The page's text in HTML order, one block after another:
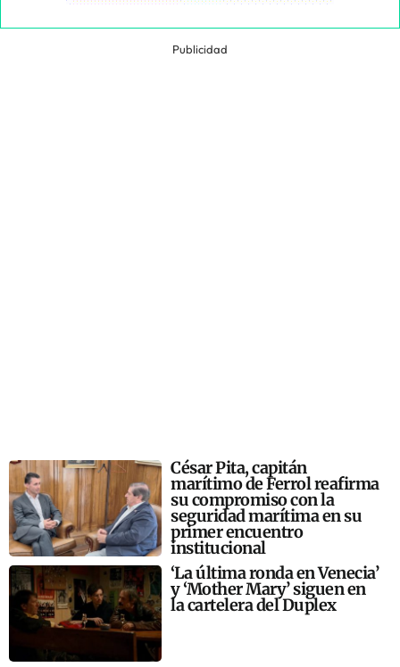
Publicidad
César Pita, capitán
marítimo de Ferrol reafirma
su compromiso con la
seguridad marítima en su
primer encuentro
institucional
‘La última ronda en Venecia’
y ‘Mother Mary’ siguen en
la cartelera del Duplex